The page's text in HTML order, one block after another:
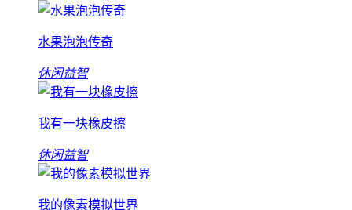
水果泡泡传奇
休闲益智
我有一块橡皮擦
休闲益智
我的像素模拟世界